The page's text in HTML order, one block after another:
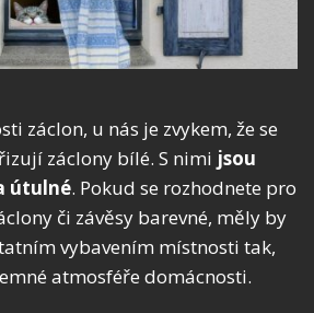
záclon, u nás je zvykem, že se
záclony bílé. S nimi jsou
útulné. Pokud se rozhodnete pro
či závěsy barevné, měly by
vybavením místnosti tak,
atmosféře domácnosti.